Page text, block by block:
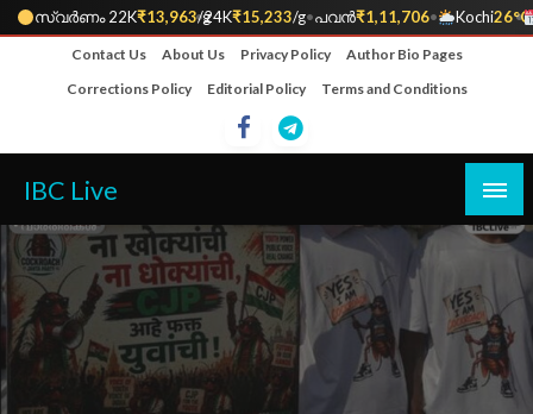
സ്വർണം 22K₹13,963/g
•24K₹15,233/g•പവൻ₹1,11,706• Kochi26°C
•
Contact Us About Us Privacy Policy
Author Bio Pages
Corrections Policy
Editorial Policy Terms and Conditions
IBC Live